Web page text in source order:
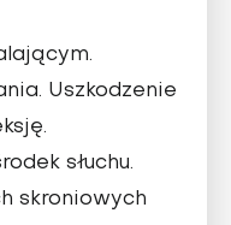
Uszkodzenie
słuchu.
skroniowych